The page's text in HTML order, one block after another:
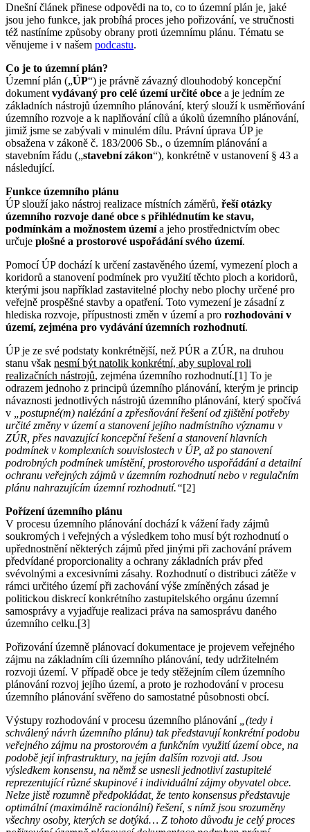
Dnešní článek přinese odpovědi na to, co to územní plán je, jaké
jsou jeho funkce, jak probíhá proces jeho pořizování, ve stručnosti
též nastíníme způsoby obrany proti územnímu plánu. Tématu se
věnujeme i v našem podcastu.
Co je to územní plán?
Územní plán („ÚP“) je právně závazný dlouhodobý koncepční
dokument vydávaný pro celé území určité obce a je jedním ze
základních nástrojů územního plánování, který slouží k usměrňování
územního rozvoje a k naplňování cílů a úkolů územního plánování,
jimiž jsme se zabývali v minulém dílu. Právní úprava ÚP je
obsažena v zákoně č. 183/2006 Sb., o územním plánování a
stavebním řádu („stavební zákon“), konkrétně v ustanovení § 43 a
následující.
Funkce územního plánu
ÚP slouží jako nástroj realizace místních záměrů, řeší otázky
územního rozvoje dané obce s přihlédnutím ke stavu,
podmínkám a možnostem územía jeho prostřednictvím obec
určuje plošné a prostorové uspořádání svého území.
Pomocí ÚP dochází k určení zastavěného území, vymezení ploch a
koridorů a stanovení podmínek pro využití těchto ploch a koridorů,
kterými jsou například zastavitelné plochy nebo plochy určené pro
veřejně prospěšné stavby a opatření. Toto vymezení je zásadní z
hlediska rozvoje, přípustnosti změn v území a pro rozhodování v
území, zejména pro vydávání územních rozhodnutí.
ÚP je ze své podstaty konkrétnější, než PÚR a ZÚR, na druhou
stanu však nesmí být natolik konkrétní, aby suploval roli
realizačních nástrojů, zejména územního rozhodnutí.[1] To je
odrazem jednoho z principů územního plánování, kterým je princip
návaznosti jednotlivých nástrojů územního plánování, který spočívá
v
„postupné(m) nalézání a zpřesňování řešení od zjištění potřeby
určité změny v území a stanovení jejího nadmístního významu v
ZÚR, přes navazující koncepční řešení a stanovení hlavních
podmínek v komplexních souvislostech v ÚP, až po stanovení
podrobných podmínek umístění, prostorového uspořádání a detailní
ochranu veřejných zájmů v územním rozhodnutí nebo v regulačním
plánu nahrazujícím územní rozhodnutí.“[2]
Pořízení územního plánu
V procesu územního plánování dochází k vážení řady zájmů
soukromých i veřejných a výsledkem toho musí být rozhodnutí o
upřednostnění některých zájmů před jinými při zachování právem
předvídané proporcionality a ochrany základních práv před
svévolnými a excesivními zásahy. Rozhodnutí o distribuci zátěže v
rámci určitého území při zachování výše zmíněných zásad je
politickou diskrecí konkrétního zastupitelského orgánu územní
samosprávy a vyjadřuje realizaci práva na samosprávu daného
územního celku.[3]
Pořizování územně plánovací dokumentace je projevem veřejného
zájmu na základním cíli územního plánování, tedy udržitelném
rozvoji území. V případě obce je tedy stěžejním cílem územního
plánování rozvoj jejího území, a proto je rozhodování v procesu
územního plánování svěřeno do samostatné působnosti obcí.
Výstupy rozhodování v procesu územního plánování
„(tedy i
schválený návrh územního plánu) tak představují konkrétní podobu
veřejného zájmu na prostorovém a funkčním využití území obce, na
podobě její infrastruktury, na jejím dalším rozvoji atd. Jsou
výsledkem konsensu, na němž se usnesli jednotliví zastupitelé
reprezentující různé skupinové i individuální zájmy obyvatel obce.
Nelze jistě rozumně předpokládat, že tento konsensus představuje
optimální (maximálně racionální) řešení, s nímž jsou srozuměny
všechny osoby, kterých se dotýká… Z tohoto důvodu je celý proces